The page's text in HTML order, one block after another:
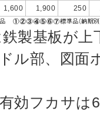
1,600 1,900 250
製基板が上
ル部、図面
効フカサは